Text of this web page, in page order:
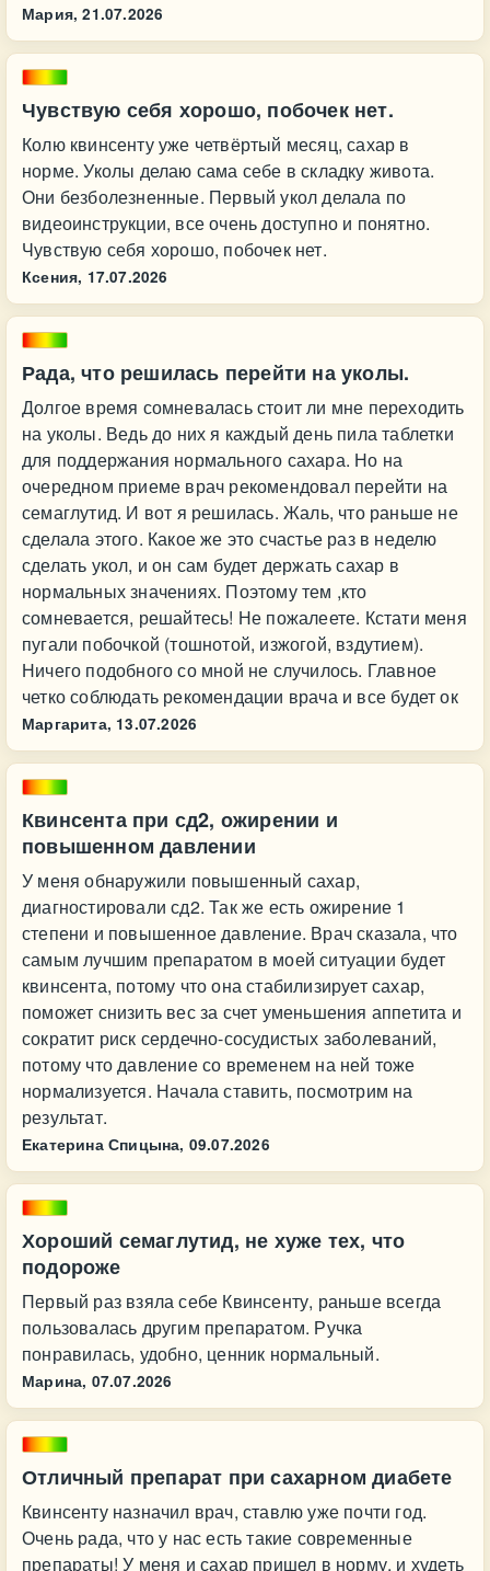
Мария, 21.07.2026
Чувствую себя хорошо, побочек нет.
Колю квинсенту уже четвёртый месяц, сахар в
норме. Уколы делаю сама себе в складку живота.
Они безболезненные. Первый укол делала по
видеоинструкции, все очень доступно и понятно.
Чувствую себя хорошо, побочек нет.
Ксения, 17.07.2026
Рада, что решилась перейти на уколы.
Долгое время сомневалась стоит ли мне переходить
на уколы. Ведь до них я каждый день пила таблетки
для поддержания нормального сахара. Но на
очередном приеме врач рекомендовал перейти на
семаглутид. И вот я решилась. Жаль, что раньше не
сделала этого. Какое же это счастье раз в неделю
сделать укол, и он сам будет держать сахар в
нормальных значениях. Поэтому тем ,кто
сомневается, решайтесь! Не пожалеете. Кстати меня
пугали побочкой (тошнотой, изжогой, вздутием).
Ничего подобного со мной не случилось. Главное
четко соблюдать рекомендации врача и все будет ок
Маргарита, 13.07.2026
Квинсента при сд2, ожирении и
повышенном давлении
У меня обнаружили повышенный сахар,
диагностировали сд2. Так же есть ожирение 1
степени и повышенное давление. Врач сказала, что
самым лучшим препаратом в моей ситуации будет
квинсента, потому что она стабилизирует сахар,
поможет снизить вес за счет уменьшения аппетита и
сократит риск сердечно-сосудистых заболеваний,
потому что давление со временем на ней тоже
нормализуется. Начала ставить, посмотрим на
результат.
Екатерина Спицына, 09.07.2026
Хороший семаглутид, не хуже тех, что
подороже
Первый раз взяла себе Квинсенту, раньше всегда
пользовалась другим препаратом. Ручка
понравилась, удобно, ценник нормальный.
Марина, 07.07.2026
Отличный препарат при сахарном диабете
Квинсенту назначил врач, ставлю уже почти год.
Очень рада, что у нас есть такие современные
препараты! У меня и сахар пришел в норму, и худеть